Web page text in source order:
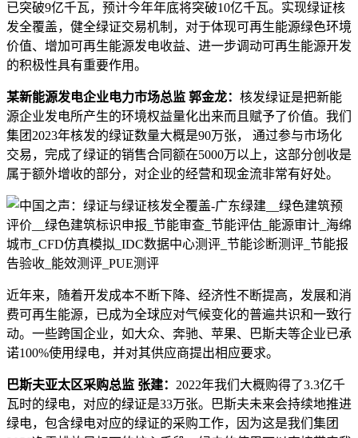
已突破9亿千瓦，预计今年年底将突破10亿千瓦。实现绿证核
发全覆盖，健全绿证交易机制，对于体现可再生能源绿色环境
价值、增加可再生能源发电收益、进一步调动可再生能源开发
的积极性具有重要作用。
某新能源发电企业电力市场总监 郭金龙： 核发绿证是把新能
源企业发电所产生的环境权益量化出来而且赋予了价值。我们
集团2023年核发的绿证数量大概是90万张， 通过参与市场化
交易，完成了绿证的销售合同额在5000万以上，这部分创收是
属于额外增收的部分，对企业的经营和现金流非常有好处。
近年来，随着开发成本不断下降、经济性不断提高，发展和消
费可再生能源，已成为全球应对气候变化的普遍共识和一致行
动。一些跨国企业，如大众、奔驰、苹果、巴斯夫等企业已承
诺100%使用绿电，并对其供应商提出相应要求。
巴斯夫亚太区采购总监 张建： 2022年我们大概购得了3.3亿千
瓦时的绿电，对应的绿证是33万张。巴斯夫未来会持续地推进
绿电，包含绿电对应的绿证的采购工作，因为这是我们集团